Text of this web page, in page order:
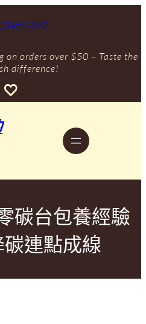
on orders over $50 – Taste the
difference!
碳台包養經驗
碳連點成線